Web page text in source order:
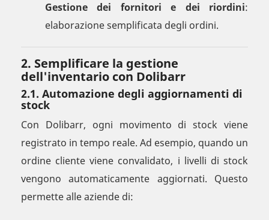
Gestione dei fornitori e dei riordini:
elaborazione semplificata degli ordini.
2. Semplificare la gestione
dell'inventario con Dolibarr
2.1. Automazione degli aggiornamenti di
stock
Con Dolibarr, ogni movimento di stock viene
registrato in tempo reale. Ad esempio, quando un
ordine cliente viene convalidato, i livelli di stock
vengono automaticamente aggiornati. Questo
permette alle aziende di: